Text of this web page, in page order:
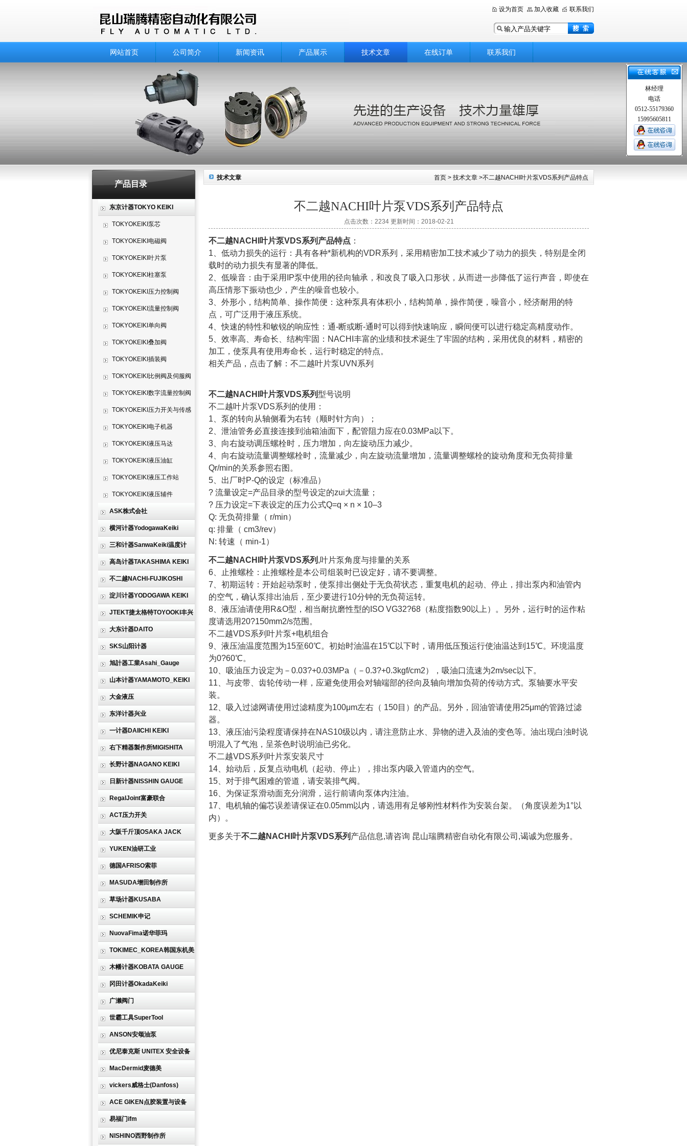
设为首页 加入收藏 联系我们
网站首页 公司简介 新闻资讯 产品展示 技术文章 在线订单 联系我们
产品目录
东京计器TOKYO KEIKI
TOKYOKEIKI泵芯
TOKYOKEIKI电磁阀
TOKYOKEIKI叶片泵
TOKYOKEIKI柱塞泵
TOKYOKEIKI压力控制阀
TOKYOKEIKI流量控制阀
TOKYOKEIKI单向阀
TOKYOKEIKI叠加阀
TOKYOKEIKI插装阀
TOKYOKEIKI比例阀及伺服阀
TOKYOKEIKI数字流量控制阀
TOKYOKEIKI压力开关与传感
器 TOKYOKEIKI电子机器
TOKYOKEIKI液压马达
TOKYOKEIKI液压油缸
TOKYOKEIKI液压工作站
TOKYOKEIKI液压辅件
ASK株式会社
横河计器YodogawaKeiki
三和计器SanwaKeiki温度计
高岛计器TAKASHIMA KEIKI
不二越NACHI-FUJIKOSHI
淀川计器YODOGAWA KEIKI
JTEKT捷太格特TOYOOKI丰兴
大东计器DAITO
SKS山阳计器
旭計器工業Asahi_Gauge
山本计器YAMAMOTO_KEIKI
大金液压
东洋计器兴业
一计器DAIICHI KEIKI
右下精器製作所MIGISHITA
长野计器NAGANO KEIKI
日新计器NISSHIN GAUGE
RegalJoint富豪联合
ACT压力开关
大阪千斤顶OSAKA JACK
YUKEN油研工业
德国AFRISO索菲
MASUDA增田制作所
草场计器KUSABA
SCHEMIK申记
NuovaFima诺华菲玛
TOKIMEC_KOREA韩国东机美
木幡计器KOBATA GAUGE
冈田计器OkadaKeiki
广濑阀门
世霸工具SuperTool
ANSON安颂油泵
优尼泰克斯 UNITEX 安全设备
MacDermid麦德美
vickers威格士(Danfoss)
ACE GIKEN点胶装置与设备
易福门ifm
NISHINO西野制作所
首页 > 技术文章 >不二越NACHI叶片泵VDS系列产品特点
技术文章
不二越NACHI叶片泵VDS系列产品特点
点击次数：2234 更新时间：2018-02-21
不二越NACHI叶片泵VDS系列产品特点 ：
1、低动力损失的运行：具有各种*新机构的VDR系列，采用精密加工技术减少了动力的损失，特别是全闭
载时的动力损失有显著的降低。
2、低噪音：由于采用IP泵中使用的径向轴承，和改良了吸入口形状，从而进一步降低了运行声音，即使在
高压情形下振动也少，产生的噪音也较小。
3、外形小，结构简单、操作简便：这种泵具有体积小，结构简单，操作简便，噪音小，经济耐用的特
点，可广泛用于液压系统。
4、快速的特性和敏锐的响应性：通-断或断-通时可以得到快速响应，瞬间便可以进行稳定高精度动作。
5、效率高、寿命长、结构牢固：NACHI丰富的业绩和技术诞生了牢固的结构，采用优良的材料，精密的
加工，使泵具有使用寿命长，运行时稳定的特点。
相关产品，点击了解：不二越叶片泵UVN系列
不二越NACHI叶片泵VDS系列型号说明
不二越叶片泵VDS系列的使用：
1、泵的转向从轴侧看为右转（顺时针方向）；
2、泄油管务必直接连接到油箱油面下，配管阻力应在0.03MPa以下。
3、向右旋动调压螺栓时，压力增加，向左旋动压力减少。
4、向右旋动流量调整螺栓时，流量减少，向左旋动流量增加，流量调整螺栓的旋动角度和无负荷排量
Qr/min的关系参照右图。
5、出厂时P-Q的设定（标准品）
? 流量设定=产品目录的型号设定的zui大流量；
? 压力设定=下表设定的压力公式Q=q × n × 10–3
Q: 无负荷排量（ r/min）
q: 排量（ cm3/rev）
N: 转速（ min-1）
不二越NACHI叶片泵VDS系列 ,叶片泵角度与排量的关系
6、止推螺栓：止推螺栓是本公司组装时已设定好，请不要调整。
7、初期运转：开始起动泵时，使泵排出侧处于无负荷状态，重复电机的起动、停止，排出泵内和油管内
的空气，确认泵排出油后，至少要进行10分钟的无负荷运转。
8、液压油请使用R&O型，相当耐抗磨性型的ISO VG32?68（粘度指数90以上）。另外，运行时的运作粘
度请选用20?150mm2/s范围。
不二越VDS系列叶片泵+电机组合
9、液压油温度范围为15至60℃。初始时油温在15℃以下时，请用低压预运行使油温达到15℃。环境温度
为0?60℃。
10、吸油压力设定为－0.03?+0.03MPa（－0.3?+0.3kgf/cm2），吸油口流速为2m/sec以下。
11、与皮带、齿轮传动一样，应避免使用会对轴端部的径向及轴向增加负荷的传动方式。泵轴要水平安
装。
12、吸入过滤网请使用过滤精度为100μm左右（ 150目）的产品。另外，回油管请使用25μm的管路过滤
器。
13、液压油污染程度请保持在NAS10级以内，请注意防止水、异物的进入及油的变色等。油出现白浊时说
明混入了气泡，呈茶色时说明油已劣化。
不二越VDS系列叶片泵安装尺寸
14、始动后，反复点动电机（起动、停止），排出泵内吸入管道内的空气。
15、对于排气困难的管道，请安装排气阀。
16、为保证泵滑动面充分润滑，运行前请向泵体内注油。
17、电机轴的偏芯误差请保证在0.05mm以内，请选用有足够刚性材料作为安装台架。（角度误差为1°以
内）。
更多关于不二越NACHI叶片泵VDS系列 产品信息,请咨询 昆山瑞腾精密自动化有限公司,谒诚为您服务。​
林经理
电话
0512-55179360
15995605811